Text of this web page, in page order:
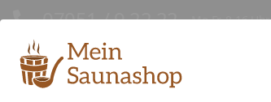
07051 / 9 22 22 Mo-Fr. 8-16 Uhr